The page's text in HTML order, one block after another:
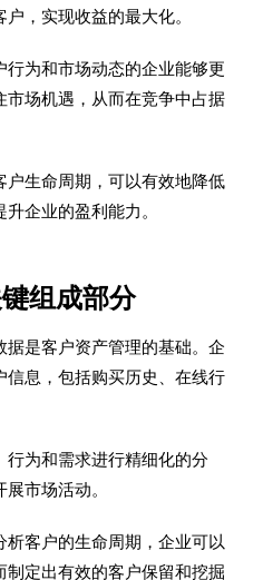
，实现收益的最大化。
行为和市场动态的企业能够更
市场机遇，从而在竞争中占据
户生命周期，可以有效地降低
企业的盈利能力。
组成部分
据是客户资产管理的基础。企
信息，包括购买历史、在线行
行为和需求进行精细化的分
市场活动。
析客户的生命周期，企业可以
定出有效的客户保留和挖掘